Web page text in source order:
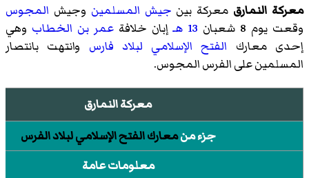
معركة النمارق معركة بين جيش المسلمين وجيش المجوس
وقعت يوم 8 شعبان
13 هـ إبان خلافةعمر بن الخطاب وهي
إحدى معارك الفتح الإسلامي لبلاد فارس وانتهت بانتصار
المسلمين على الفرس المجوس.
معركة النمارق
جزء منمعارك الفتح الإسلامي لبلاد الفرس
معلومات عامة